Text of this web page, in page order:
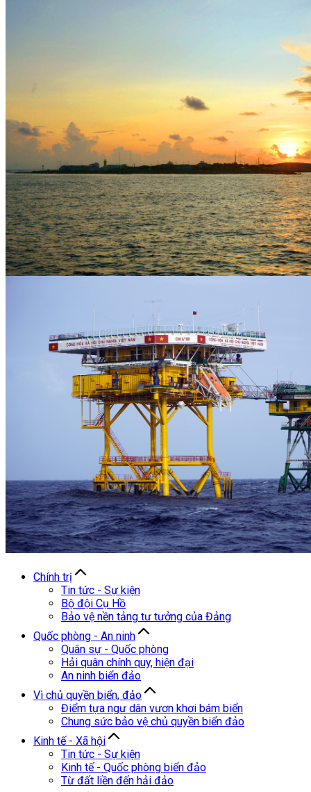
Chính trị
Tin tức - Sự kiện
Bộ đội Cụ Hồ
Bảo vệ nền tảng tư tưởng của Đảng
Quốc phòng - An ninh
Quân sự - Quốc phòng
Hải quân chính quy, hiện đại
An ninh biển đảo
Vì chủ quyền biển, đảo
Điểm tựa ngư dân vươn khơi bám biển
Chung sức bảo vệ chủ quyền biển đảo
Kinh tế - Xã hội
Tin tức - Sự kiện
Kinh tế - Quốc phòng biển đảo
Từ đất liền đến hải đảo